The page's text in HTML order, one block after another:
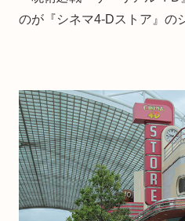
のが『シネマ4-Dストア』の